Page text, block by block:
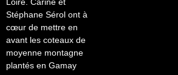
Stéphane Sérol ont à
cœur de mettre en
avant les coteaux de
moyenne montagne
plantés en Gamay